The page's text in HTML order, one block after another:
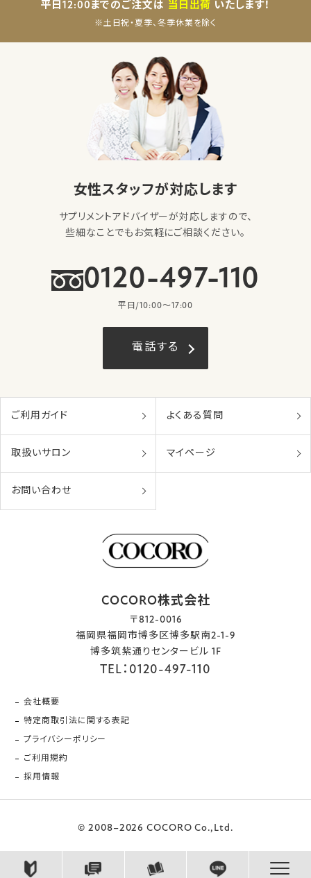
平日12:00までのご注文は 当日出荷 いたします！
※土日祝・夏季、冬季休業を除く
女性スタッフが対応します
サプリメントアドバイザーが対応しますので、
些細なことでもお気軽にご相談ください。
0120-497-110
平日/10:00〜17:00
電話する
ご利用ガイド よくある質問
取扱いサロン マイページ
お問い合わせ
COCORO株式会社
〒812-0016
福岡県福岡市博多区博多駅南2-1-9
博多筑紫通りセンタービル 1F
TEL：0120-497-110
会社概要
特定商取引法に関する表記
プライバシーポリシー
ご利用規約
採用情報
© 2008–2026 COCORO Co.,Ltd.